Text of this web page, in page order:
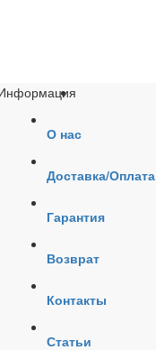
О нас
Доставка/Оплата
Гарантия
Возврат
Контакты
Статьи